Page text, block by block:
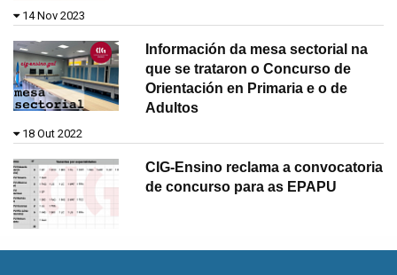
14 Nov 2023
Información da mesa sectorial na
que se trataron o Concurso de
Orientación en Primaria e o de
Adultos
18 Out 2022
CIG-Ensino reclama a convocatoria
de concurso para as EPAPU